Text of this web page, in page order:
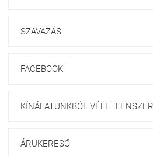
SZAVAZÁS
FACEBOOK
KÍNÁLATUNKBÓL
ÁRUKERESŐ